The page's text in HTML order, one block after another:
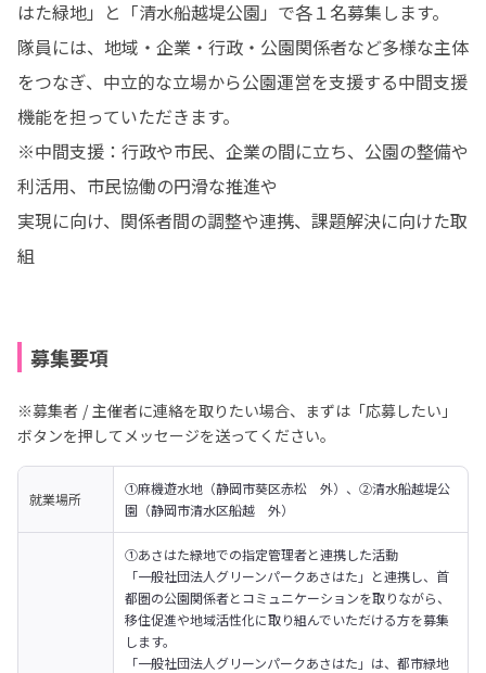
はた緑地」と「清水船越堤公園」で各１名募集します。
隊員には、地域・企業・行政・公園関係者など多様な主体
をつなぎ、中立的な立場から公園運営を支援する中間支援
機能を担っていただきます。
※中間支援：行政や市民、企業の間に立ち、公園の整備や
利活用、市民協働の円滑な推進や
実現に向け、関係者間の調整や連携、課題解決に向けた取
組
募集要項
※募集者 / 主催者に連絡を取りたい場合、まずは「応募したい」
ボタンを押してメッセージを送ってください。
就業場所
①麻機遊水地（静岡市葵区赤松　外）、②清水船越堤公
園（静岡市清水区船越　外）
①あさはた緑地での指定管理者と連携した活動
「一般社団法人グリーンパークあさはた」と連携し、首
都圏の公園関係者とコミュニケーションを取りながら、
移住促進や地域活性化に取り組んでいただける方を募集
します。
「一般社団法人グリーンパークあさはた」は、都市緑地